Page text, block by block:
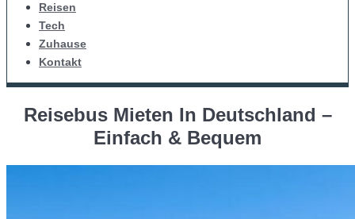
Reisen
Tech
Zuhause
Kontakt
Reisebus Mieten In Deutschland –
Einfach & Bequem